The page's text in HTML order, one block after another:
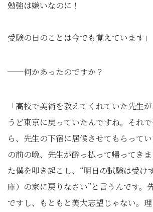
勉強は嫌いなのに！
受験の日のことは今でも覚えています」
──何かあったのですか？
「高校で美術を教えてくれていた先生
うど東京に戻っていたんですね。それ
ら、先生の下宿に居候させてもらって
の前の晩、先生が酔っ払って帰ってき
た僕を叩き起こし、“明日の試験は受け
庫）の家に戻りなさい”と言うんです。
ですし、もともと美大志望じゃない。